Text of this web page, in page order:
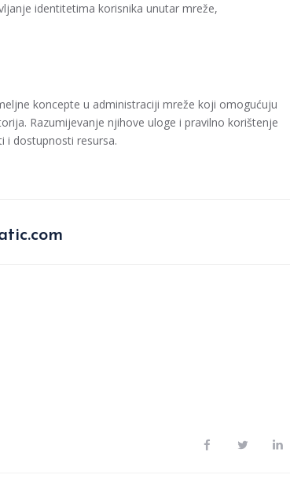
identitetima korisnika unutar mreže,
koncepte u administraciji mreže koji omogućuju
Razumijevanje njihove uloge i pravilno korištenje
i dostupnosti resursa.